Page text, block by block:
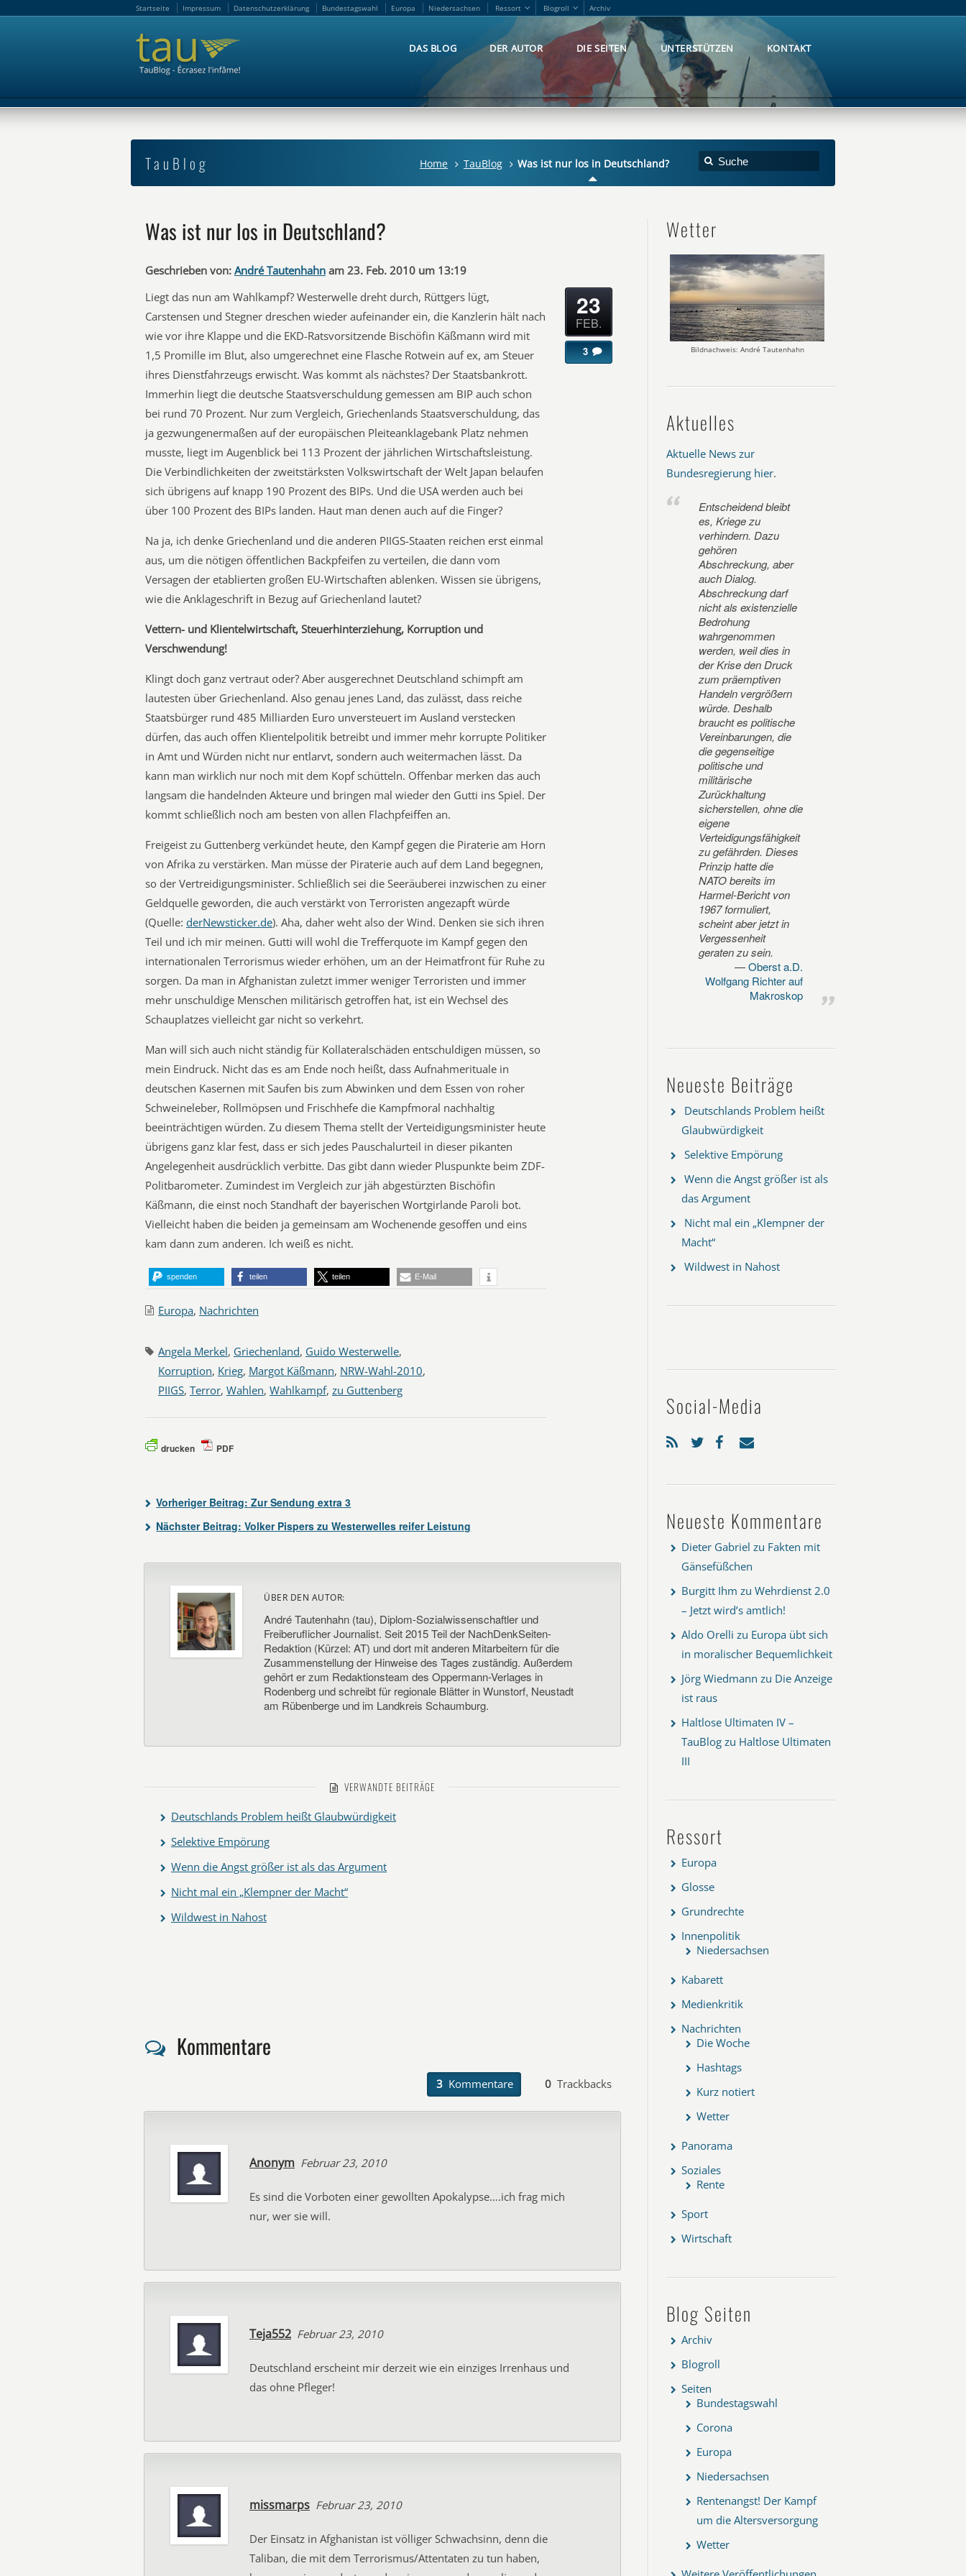
Startseite Impressum Datenschutzerklärung Bundestagswahl Europa Niedersachsen Ressort Blogroll Archiv
DAS BLOG DER AUTOR DIE SEITEN UNTERSTÜTZEN KONTAKT
TauBlog Home TauBlog Was ist nur los in Deutschland?
Was ist nur los in Deutschland?
Geschrieben von: André Tautenhahn am 23. Feb. 2010 um 13:19
Liegt das nun am Wahlkampf? Westerwelle dreht durch, Rüttgers lügt,
Carstensen und Stegner dreschen wieder aufeinander ein, die Kanzlerin hält nach
wie vor ihre Klappe und die EKD-Ratsvorsitzende Bischöfin Käßmann wird mit
1,5 Promille im Blut, also umgerechnet eine Flasche Rotwein auf ex, am Steuer
ihres Dienstfahrzeugs erwischt. Was kommt als nächstes? Der Staatsbankrott.
Immerhin liegt die deutsche Staatsverschuldung gemessen am BIP auch schon
bei rund 70 Prozent. Nur zum Vergleich, Griechenlands Staatsverschuldung, das
ja gezwungenermaßen auf der europäischen Pleiteanklagebank Platz nehmen
musste, liegt im Augenblick bei 113 Prozent der jährlichen Wirtschaftsleistung.
Die Verbindlichkeiten der zweitstärksten Volkswirtschaft der Welt Japan belaufen
sich übrigens auf knapp 190 Prozent des BIPs. Und die USA werden auch bei
über 100 Prozent des BIPs landen. Haut man denen auch auf die Finger?
Na ja, ich denke Griechenland und die anderen PIIGS-Staaten reichen erst einmal
aus, um die nötigen öffentlichen Backpfeifen zu verteilen, die dann vom
Versagen der etablierten großen EU-Wirtschaften ablenken. Wissen sie übrigens,
wie die Anklageschrift in Bezug auf Griechenland lautet?
Vettern- und ­Klientelwirtschaft, Steuerhinterziehung, Korruption und
Verschwendung!
Klingt doch ganz vertraut oder? Aber ausgerechnet Deutschland schimpft am
lautesten über Griechenland. Also genau jenes Land, das zulässt, dass reiche
Staatsbürger rund 485 Milliarden Euro unversteuert im Ausland verstecken
dürfen, das auch offen Klientelpolitik betreibt und immer mehr korrupte Politiker
in Amt und Würden nicht nur entlarvt, sondern auch weitermachen lässt. Da
kann man wirklich nur noch mit dem Kopf schütteln. Offenbar merken das auch
langsam die handelnden Akteure und bringen mal wieder den Gutti ins Spiel. Der
kommt schließlich noch am besten von allen Flachpfeiffen an.
Freigeist zu Guttenberg verkündet heute, den Kampf gegen die Piraterie am Horn
von Afrika zu verstärken. Man müsse der Piraterie auch auf dem Land begegnen,
so der Vertreidigungsminister. Schließlich sei die Seeräuberei inzwischen zu einer
Geldquelle geworden, die auch verstärkt von Terroristen angezapft würde
(Quelle: derNewsticker.de). Aha, daher weht also der Wind. Denken sie sich ihren
Teil und ich mir meinen. Gutti will wohl die Trefferquote im Kampf gegen den
internationalen Terrorismus wieder erhöhen, um an der Heimatfront für Ruhe zu
sorgen. Da man in Afghanistan zuletzt immer weniger Terroristen und immer
mehr unschuldige Menschen militärisch getroffen hat, ist ein Wechsel des
Schauplatzes vielleicht gar nicht so verkehrt.
Man will sich auch nicht ständig für Kollateralschäden entschuldigen müssen, so
mein Eindruck. Nicht das es am Ende noch heißt, dass Aufnahmerituale in
deutschen Kasernen mit Saufen bis zum Abwinken und dem Essen von roher
Schweineleber, Rollmöpsen und Frischhefe die Kampfmoral nachhaltig
beeinträchtigen würden. Zu diesem Thema stellt der Verteidigungsminister heute
übrigens ganz klar fest, dass er sich jedes Pauschalurteil in dieser pikanten
Angelegenheit ausdrücklich verbitte. Das gibt dann wieder Pluspunkte beim ZDF-
Politbarometer. Zumindest im Vergleich zur jäh abgestürzten Bischöfin
Käßmann, die einst noch Standhaft der bayerischen Wortgirlande Paroli bot.
Vielleicht haben die beiden ja gemeinsam am Wochenende gesoffen und eins
kam dann zum anderen. Ich weiß es nicht.
spenden teilen teilen E-Mail
23
FEB.
3
Europa, Nachrichten
Angela Merkel, Griechenland, Guido Westerwelle,
Korruption, Krieg, Margot Käßmann, NRW-Wahl-2010,
PIIGS, Terror, Wahlen, Wahlkampf, zu Guttenberg
drucken PDF
Vorheriger Beitrag: Zur Sendung extra 3
Nächster Beitrag: Volker Pispers zu Westerwelles reifer Leistung
ÜBER DEN AUTOR:
André Tautenhahn (tau), Diplom-Sozialwissenschaftler und
Freiberuflicher Journalist. Seit 2015 Teil der NachDenkSeiten-
Redaktion (Kürzel: AT) und dort mit anderen Mitarbeitern für die
Zusammenstellung der Hinweise des Tages zuständig. Außerdem
gehört er zum Redaktionsteam des Oppermann-Verlages in
Rodenberg und schreibt für regionale Blätter in Wunstorf, Neustadt
am Rübenberge und im Landkreis Schaumburg.
VERWANDTE BEITRÄGE
Deutschlands Problem heißt Glaubwürdigkeit
Selektive Empörung
Wenn die Angst größer ist als das Argument
Nicht mal ein „Klempner der Macht“
Wildwest in Nahost
Kommentare
3 Kommentare 0 Trackbacks
Anonym Februar 23, 2010
Es sind die Vorboten einer gewollten Apokalypse….ich frag mich
nur, wer sie will.
Teja552 Februar 23, 2010
Deutschland erscheint mir derzeit wie ein einziges Irrenhaus und
das ohne Pfleger!
missmarps Februar 23, 2010
Der Einsatz in Afghanistan ist völliger Schwachsinn, denn die
Taliban, die mit dem Terrorismus/Attentaten zu tun haben,
Wetter
Bildnachweis: André Tautenhahn
Aktuelles
Aktuelle News zur
Bundesregierung hier.
Entscheidend bleibt
es, Kriege zu
verhindern. Dazu
gehören
Abschreckung, aber
auch Dialog.
Abschreckung darf
nicht als existenzielle
Bedrohung
wahrgenommen
werden, weil dies in
der Krise den Druck
zum präemptiven
Handeln vergrößern
würde. Deshalb
braucht es politische
Vereinbarungen, die
die gegenseitige
politische und
militärische
Zurückhaltung
sicherstellen, ohne die
eigene
Verteidigungsfähigkeit
zu gefährden. Dieses
Prinzip hatte die
NATO bereits im
Harmel-Bericht von
1967 formuliert,
scheint aber jetzt in
Vergessenheit
geraten zu sein.
Oberst a.D.
Wolfgang Richter auf
Makroskop
Neueste Beiträge
Deutschlands Problem heißt
Glaubwürdigkeit
Selektive Empörung
Wenn die Angst größer ist als
das Argument
Nicht mal ein „Klempner der
Macht“
Wildwest in Nahost
Social-Media
Neueste Kommentare
Dieter Gabriel zu Fakten mit
Gänsefüßchen
Burgitt Ihm zu Wehrdienst 2.0
– Jetzt wird’s amtlich!
Aldo Orelli zu Europa übt sich
in moralischer Bequemlichkeit
Jörg Wiedmann zu Die Anzeige
ist raus
Haltlose Ultimaten IV –
TauBlog zu Haltlose Ultimaten
III
Ressort
Europa
Glosse
Grundrechte
Innenpolitik
Niedersachsen
Kabarett
Medienkritik
Nachrichten
Die Woche
Hashtags
Kurz notiert
Wetter
Panorama
Soziales
Rente
Sport
Wirtschaft
Blog Seiten
Archiv
Blogroll
Seiten
Bundestagswahl
Corona
Europa
Niedersachsen
Rentenangst! Der Kampf
um die Altersversorgung
Wetter
Startseite Impressum Datenschutzerklärung Bundestagswahl Europa Niedersachsen Ressort Blogroll Archiv
DAS BLOG DER AUTOR DIE SEITEN UNTERSTÜTZEN KONTAKT